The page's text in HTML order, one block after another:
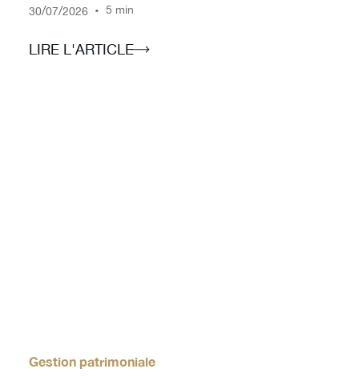
30/07/2026 • 5 min
LIRE L'ARTICLE
Gestion patrimoniale